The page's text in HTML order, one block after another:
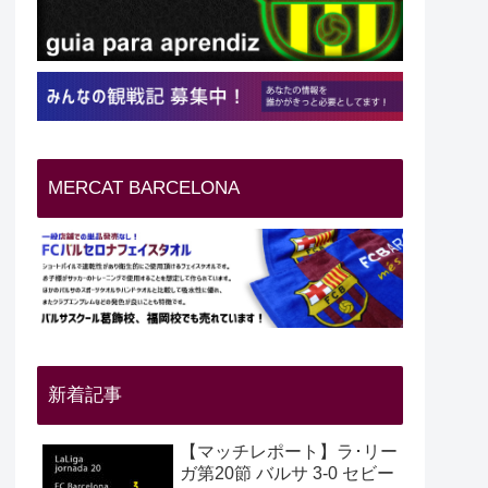
MERCAT BARCELONA
新着記事
【マッチレポート】ラ･リー
ガ第20節 バルサ 3-0 セビー